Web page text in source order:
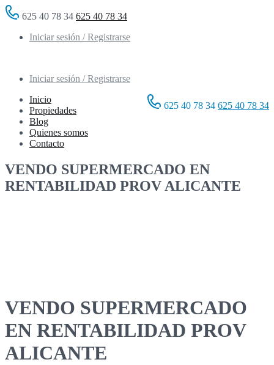
625 40 78 34 625 40 78 34
Iniciar sesión / Registrarse
Iniciar sesión / Registrarse
625 40 78 34 625 40 78 34
Inicio
Propiedades
Blog
Quienes somos
Contacto
VENDO SUPERMERCADO EN
RENTABILIDAD PROV ALICANTE
VENDO SUPERMERCADO
EN RENTABILIDAD PROV
ALICANTE